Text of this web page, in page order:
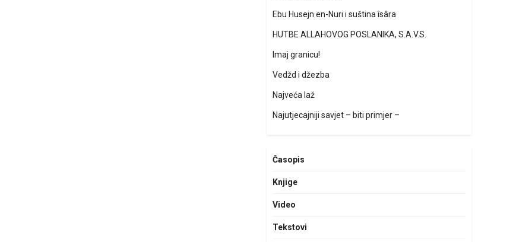
Ebu Husejn en-Nuri i suština îsâra
HUTBE ALLAHOVOG POSLANIKA, S.A.V.S.
Imaj granicu!
Vedžd i džezba
Najveća laž
Najutjecajniji savjet – biti primjer –
Časopis
Knjige
Video
Tekstovi